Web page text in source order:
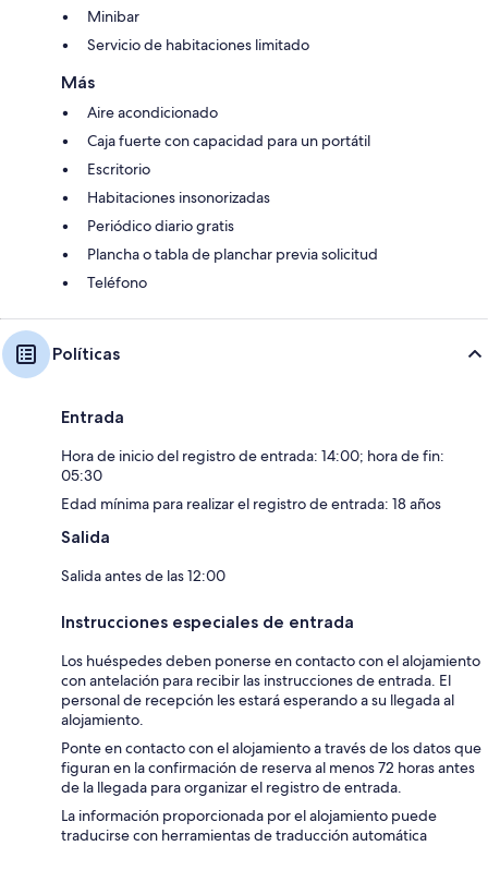
Minibar
Servicio de habitaciones limitado
Más
Aire acondicionado
Caja fuerte con capacidad para un portátil
Escritorio
Habitaciones insonorizadas
Periódico diario gratis
Plancha o tabla de planchar previa solicitud
Teléfono
Políticas
Entrada
Hora de inicio del registro de entrada: 14:00; hora de fin:
05:30
Edad mínima para realizar el registro de entrada: 18 años
Salida
Salida antes de las 12:00
Instrucciones especiales de entrada
Los huéspedes deben ponerse en contacto con el alojamiento
con antelación para recibir las instrucciones de entrada. El
personal de recepción les estará esperando a su llegada al
alojamiento.
Ponte en contacto con el alojamiento a través de los datos que
figuran en la confirmación de reserva al menos 72 horas antes
de la llegada para organizar el registro de entrada.
La información proporcionada por el alojamiento puede
traducirse con herramientas de traducción automática